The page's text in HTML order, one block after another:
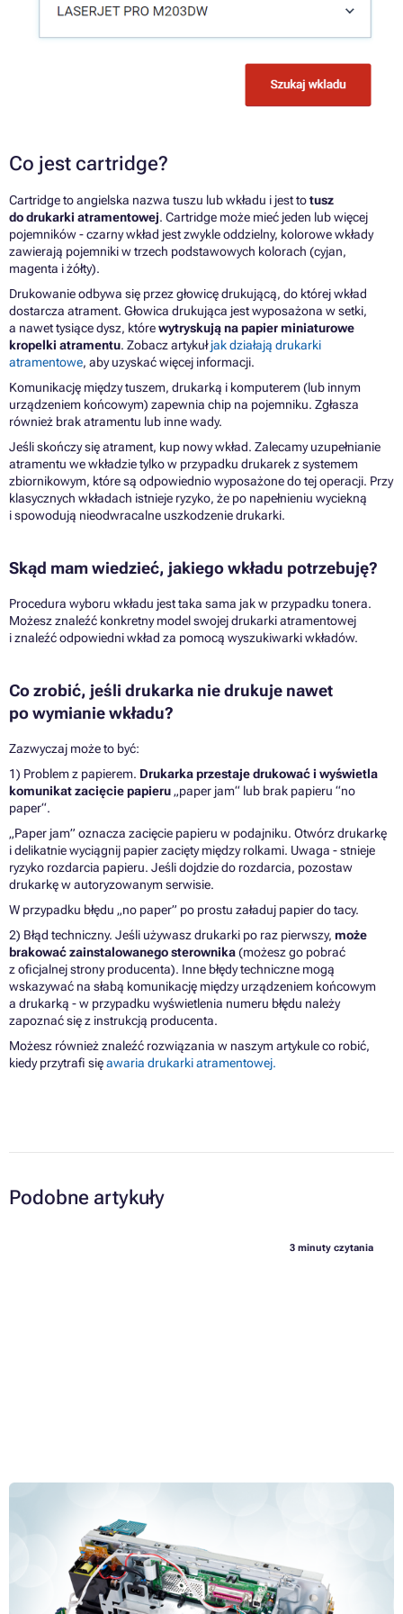
Co jest cartridge?
Cartridge to angielska nazwa tuszu lub wkładu i jest totusz
do drukarki atramentowej. Cartridge może mieć jeden lub więcej
pojemników - czarny wkład jest zwykle oddzielny, kolorowe wkłady
zawierają pojemniki w trzech podstawowych kolorach (cyjan,
magenta i żółty).
Drukowanie odbywa się przez głowicę drukującą, do której wkład
dostarcza atrament. Głowica drukująca jest wyposażona w setki,
a nawet tysiące dysz, którewytryskują na papier miniaturowe
kropelki atramentu. Zobacz artykułjak działają drukarki
atramentowe, aby uzyskać więcej informacji.
Komunikację między tuszem, drukarką i komputerem (lub innym
urządzeniem końcowym) zapewnia chip na pojemniku. Zgłasza
również brak atramentu lub inne wady.
Jeśli skończy się atrament, kup nowy wkład. Zalecamy uzupełnianie
atramentu we wkładzie tylko w przypadku drukarek z systemem
zbiornikowym, które są odpowiednio wyposażone do tej operacji. Przy
klasycznych wkładach istnieje ryzyko, że po napełnieniu wyciekną
i spowodują nieodwracalne uszkodzenie drukarki.
Skąd mam wiedzieć, jakiego wkładu potrzebuję?
Procedura wyboru wkładu jest taka sama jak w przypadku tonera.
Możesz znaleźć konkretny model swojej drukarki atramentowej
i znaleźć odpowiedni wkład za pomocą wyszukiwarki wkładów.
Co zrobić, jeśli drukarka nie drukuje nawet
po wymianie wkładu?
Zazwyczaj może to być:
1) Problem z papierem. Drukarka przestaje drukować i wyświetla
komunikat zacięcie papieru „paper jam“ lub brak papieru “no
paper“.
„Paper jam” oznacza zacięcie papieru w podajniku. Otwórz drukarkę
i delikatnie wyciągnij papier zacięty między rolkami. Uwaga - stnieje
ryzyko rozdarcia papieru. Jeśli dojdzie do rozdarcia, pozostaw
drukarkę w autoryzowanym serwisie.
W przypadku błędu „no paper” po prostu załaduj papier do tacy.
2) Błąd techniczny. Jeśli używasz drukarki po raz pierwszy, może
brakować zainstalowanego sterownika(możesz go pobrać
z oficjalnej strony producenta). Inne błędy techniczne mogą
wskazywać na słabą komunikację między urządzeniem końcowym
a drukarką - w przypadku wyświetlenia numeru błędu należy
zapoznać się z instrukcją producenta.
Możesz również znaleźć rozwiązania w naszym artykule co robić,
kiedy przytrafi sięawaria drukarki atramentowej.
Podobne artykuły
3 minuty czytania
Autopsja drukarki atramentowej: Funkcje i wady ważnych
Naciskasz przycisk i niczym magiczna różdżka jedynki i zera
przepływają z komputera do drukarki. W jednej chwili materializuje
dokument elektroniczny na czystym, pachnącym papierze.
Prawdopodobnie jest jasne, że w plastikowym pudełku nie ma małego